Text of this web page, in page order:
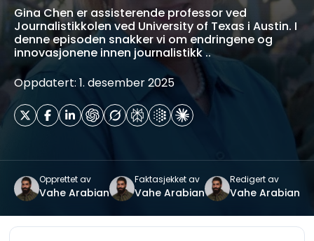
Gina Chen er assisterende professor ved
Journalistikkolen ved University of Texas i Austin. I
denne episoden snakker vi om endringene og
innovasjonene innen journalistikk ..
Oppdatert: 1. desember 2025
Opprettet av
Vahe Arabian
Faktasjekket av
Vahe Arabian
Redigert av
Vahe Arabian